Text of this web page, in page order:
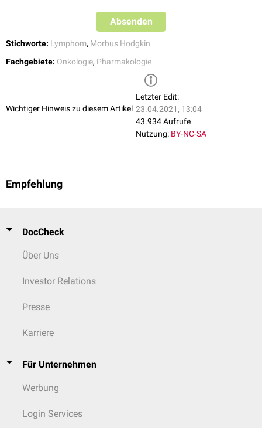
Absenden
Stichworte: Lymphom, Morbus Hodgkin
Fachgebiete: Onkologie, Pharmakologie
Wichtiger Hinweis zu diesem Artikel
Letzter Edit:
23.04.2021, 13:04
43.934 Aufrufe
Nutzung: BY-NC-SA
Empfehlung
DocCheck
Über Uns
Investor Relations
Presse
Karriere
Für Unternehmen
Werbung
Login Services